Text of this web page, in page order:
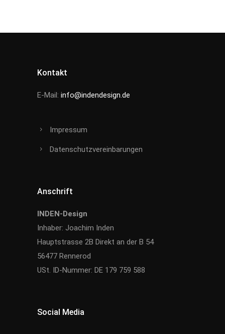
Kontakt
E-Mail: info@indendesign.de
Impressum
Datenschutzvereinbarungen
Anschrift
INDEN-Design
Inhaber: Joachim Inden
Hauptstrasse 2B Direkt an der B 54
56477 Rennerod
USt. ID-Nummer: DE 179 759 588
Social Media